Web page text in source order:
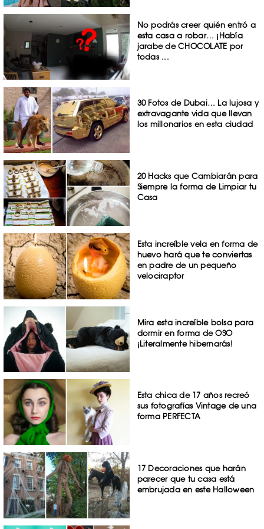
No podrás creer quién entró a
esta casa a robar… ¡Había
jarabe de CHOCOLATE por
todas ...
30 Fotos de Dubai… La lujosa y
extravagante vida que llevan
los millonarios en esta ciudad
20 Hacks que Cambiarán para
Siempre la forma de Limpiar tu
Casa
Esta increíble vela en forma de
huevo hará que te conviertas
en padre de un pequeño
velociraptor
Mira esta increíble bolsa para
dormir en forma de OSO
¡Literalmente hibernarás!
Esta chica de 17 años recreó
sus fotografías Vintage de una
forma PERFECTA
17 Decoraciones que harán
parecer que tu casa está
embrujada en este Halloween